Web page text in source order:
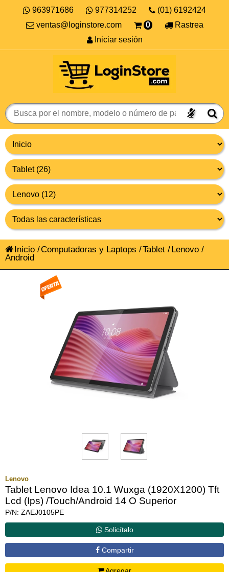
963971686 977314252
(01) 6192424
ventas@loginstore.com
0
Rastrea
Iniciar sesión
Inicio /Computadoras y Laptops /Tablet /Lenovo /
Android
Lenovo
Tablet Lenovo Idea 10.1 Wuxga (1920X1200) Tft
Lcd (Ips) /Touch/Android 14 O Superior
P/N: ZAEJ0105PE
Solicítalo
Compartir